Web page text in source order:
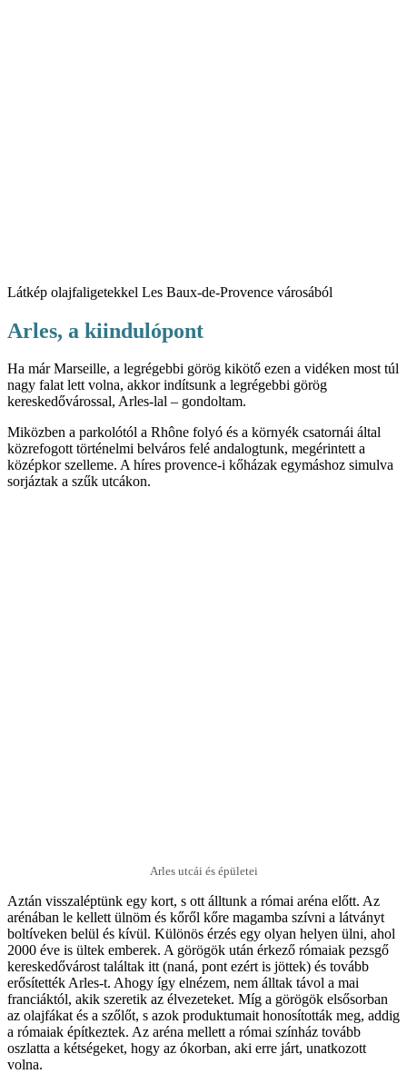
Látkép olajfaligetekkel Les Baux-de-Provence városából
Arles, a kiindulópont
Ha már Marseille, a legrégebbi görög kikötő ezen a vidéken most túl
nagy falat lett volna, akkor indítsunk a legrégebbi görög
kereskedővárossal, Arles-lal – gondoltam.
Miközben a parkolótól a Rhône folyó és a környék csatornái által
közrefogott történelmi belváros felé andalogtunk, megérintett a
középkor szelleme. A híres provence-i kőházak egymáshoz simulva
sorjáztak a szűk utcákon.
Arles utcái és épületei
Aztán visszaléptünk egy kort, s ott álltunk a római aréna előtt. Az
arénában le kellett ülnöm és kőről kőre magamba szívni a látványt
boltíveken belül és kívül. Különös érzés egy olyan helyen ülni, ahol
2000 éve is ültek emberek. A görögök után érkező rómaiak pezsgő
kereskedővárost találtak itt (naná, pont ezért is jöttek) és tovább
erősítették Arles-t. Ahogy így elnézem, nem álltak távol a mai
franciáktól, akik szeretik az élvezeteket. Míg a görögök elsősorban
az olajfákat és a szőlőt, s azok produktumait honosították meg, addig
a rómaiak építkeztek. Az aréna mellett a római színház tovább
oszlatta a kétségeket, hogy az ókorban, aki erre járt, unatkozott
volna.